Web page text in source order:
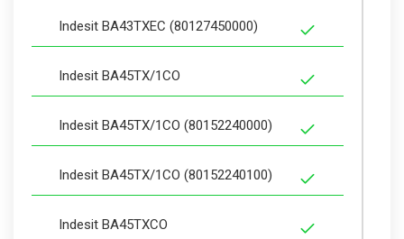
Indesit BA43TXEC (80127450000)
Indesit BA45TX/1CO
Indesit BA45TX/1CO (80152240000)
Indesit BA45TX/1CO (80152240100)
Indesit BA45TXCO